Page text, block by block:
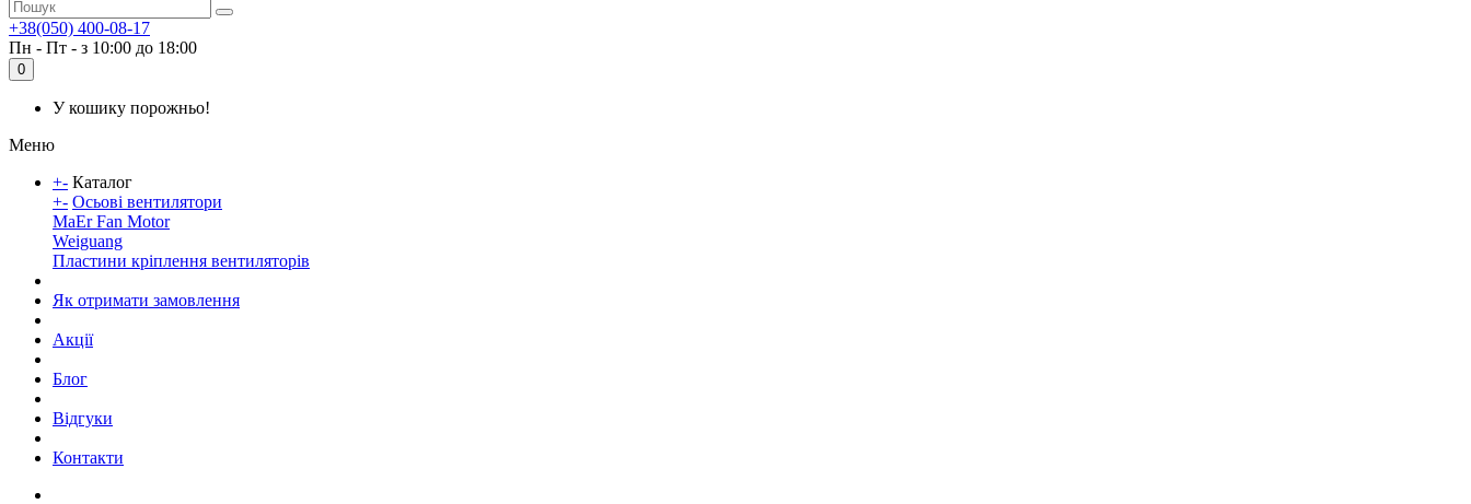
+38(050) 400-08-17
Пн - Пт - з 10:00 до 18:00
0
У кошику порожньо!
Меню
+- Каталог
+- Осьові вентилятори
MaEr Fan Motor
Weiguang
Пластини кріплення вентиляторів
Як отримати замовлення
Акції
Блог
Відгуки
Контакти